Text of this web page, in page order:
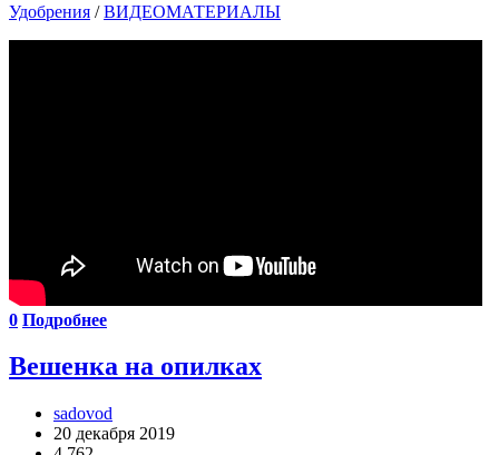
Удобрения /ВИДЕОМАТЕРИАЛЫ
0 Подробнее
Вешенка на опилках
sadovod
20 декабря 2019